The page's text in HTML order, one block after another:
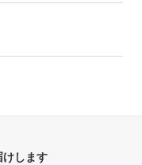
けします